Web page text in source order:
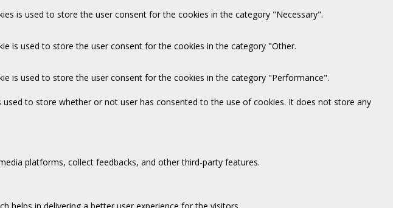
is used to store the user consent for the cookies in the category "Necessary".
is used to store the user consent for the cookies in the category "Other.
is used to store the user consent for the cookies in the category "Performance".
used to store whether or not user has consented to the use of cookies. It does not store any
platforms, collect feedbacks, and other third-party features.
helps in delivering a better user experience for the visitors.